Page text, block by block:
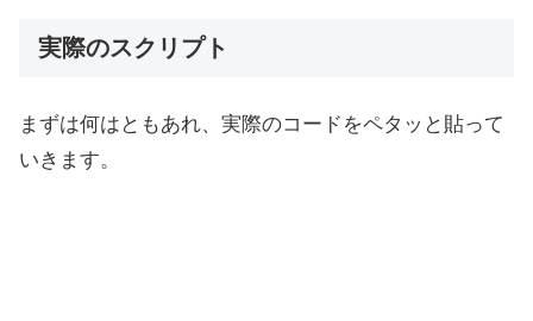
実際のスクリプト
まずは何はともあれ、実際のコードをペタッと貼って
いきます。